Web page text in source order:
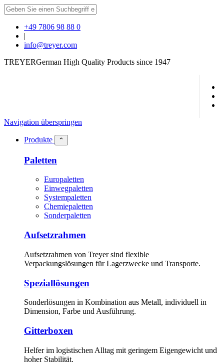
+49 7806 98 88 0
|
info@treyer.com
TREYERGerman High Quality Products since 1947
Navigation überspringen
Produkte ⌃
Paletten
Europaletten
Einwegpaletten
Systempaletten
Chemiepaletten
Sonderpaletten
Aufsetzrahmen
Aufsetzrahmen von Treyer sind flexible
Verpackungslösungen für Lagerzwecke und Transporte.
Speziallösungen
Sonderlösungen in Kombination aus Metall, individuell in
Dimension, Farbe und Ausführung.
Gitterboxen
Helfer im logistischen Alltag mit geringem Eigengewicht und
hoher Stabilität.